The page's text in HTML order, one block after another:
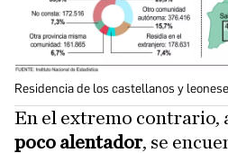
Residencia de los castellanos y
En el extremo contrario,
poco alentador, se